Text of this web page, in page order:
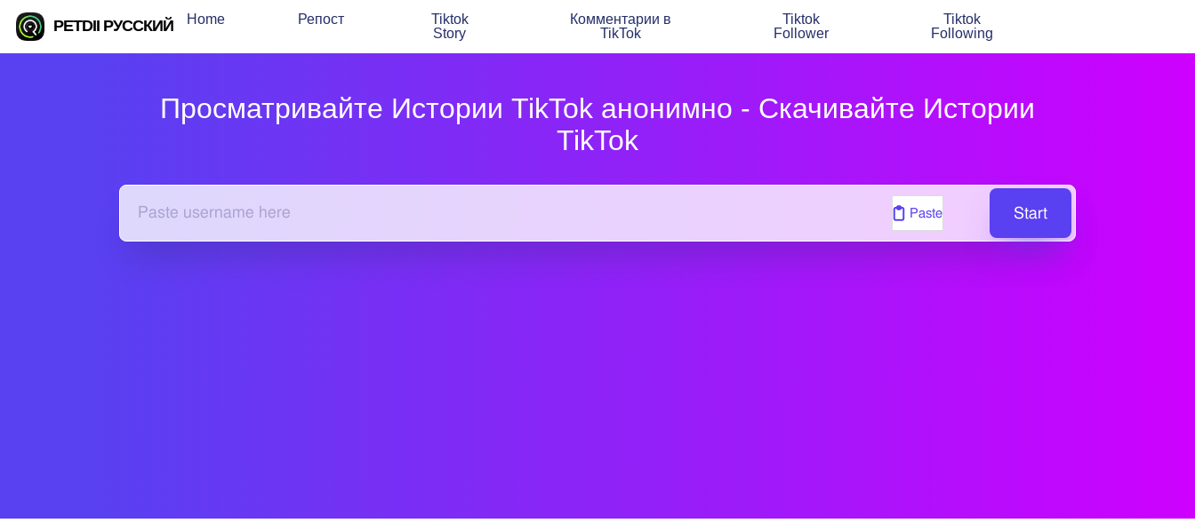
PETDII РУССКИЙ Home Репост
Tiktok
Story
Комментарии в
TikTok
Tiktok
Follower
Tiktok
Following
Просматривайте Истории TikTok анонимно - Скачивайте Истории
TikTok
Paste Start